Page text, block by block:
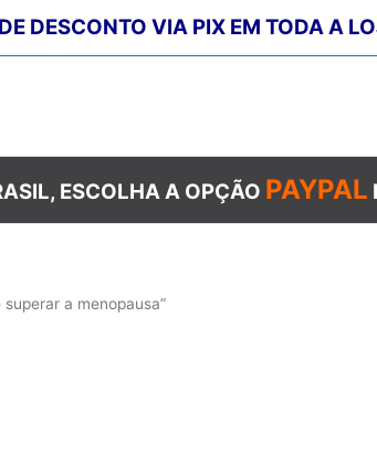
DESCONTO VIA PIX EM TODA A
ESCOLHA A OPÇÃO PAYPAL
a menopausa”